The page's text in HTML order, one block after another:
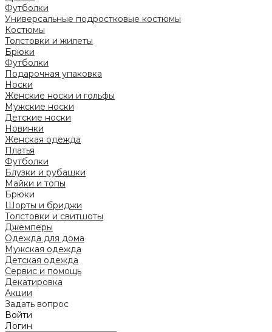
Футболки
Универсальные подростковые костюмы
Костюмы
Толстовки и жилеты
Брюки
Футболки
Подарочная упаковка
Носки
Женские носки и гольфы
Мужские носки
Детские носки
Новинки
Женская одежда
Платья
Футболки
Блузки и рубашки
Майки и топы
Брюки
Шорты и бриджи
Толстовки и свитшоты
Джемперы
Одежда для дома
Мужская одежда
Детская одежда
Сервис и помощь
Декатировка
Акции
Задать вопрос
Войти
Логин